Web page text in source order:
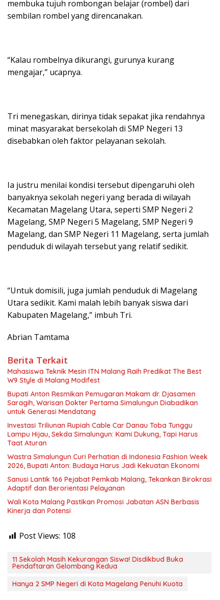
membuka tujuh rombongan belajar (rombel) dari
sembilan rombel yang direncanakan.
“Kalau rombelnya dikurangi, gurunya kurang
mengajar,” ucapnya.
Tri menegaskan, dirinya tidak sepakat jika rendahnya
minat masyarakat bersekolah di SMP Negeri 13
disebabkan oleh faktor pelayanan sekolah.
Ia justru menilai kondisi tersebut dipengaruhi oleh
banyaknya sekolah negeri yang berada di wilayah
Kecamatan Magelang Utara, seperti SMP Negeri 2
Magelang, SMP Negeri 5 Magelang, SMP Negeri 9
Magelang, dan SMP Negeri 11 Magelang, serta jumlah
penduduk di wilayah tersebut yang relatif sedikit.
“Untuk domisili, juga jumlah penduduk di Magelang
Utara sedikit. Kami malah lebih banyak siswa dari
Kabupaten Magelang,” imbuh Tri.
Abrian Tamtama
Berita Terkait
Mahasiswa Teknik Mesin ITN Malang Raih Predikat The Best
W9 Style di Malang Modifest
Bupati Anton Resmikan Pemugaran Makam dr. Djasamen
Saragih, Warisan Dokter Pertama Simalungun Diabadikan
untuk Generasi Mendatang
Investasi Triliunan Rupiah Cable Car Danau Toba Tunggu
Lampu Hijau, Sekda Simalungun: Kami Dukung, Tapi Harus
Taat Aturan
Wastra Simalungun Curi Perhatian di Indonesia Fashion Week
2026, Bupati Anton: Budaya Harus Jadi Kekuatan Ekonomi
Sanusi Lantik 166 Pejabat Pemkab Malang, Tekankan Birokrasi
Adaptif dan Berorientasi Pelayanan
Wali Kota Malang Pastikan Promosi Jabatan ASN Berbasis
Kinerja dan Potensi
Post Views: 108
11 Sekolah Masih Kekurangan Siswa! Disdikbud Buka
Pendaftaran Gelombang Kedua
Hanya 2 SMP Negeri di Kota Magelang Penuhi Kuota